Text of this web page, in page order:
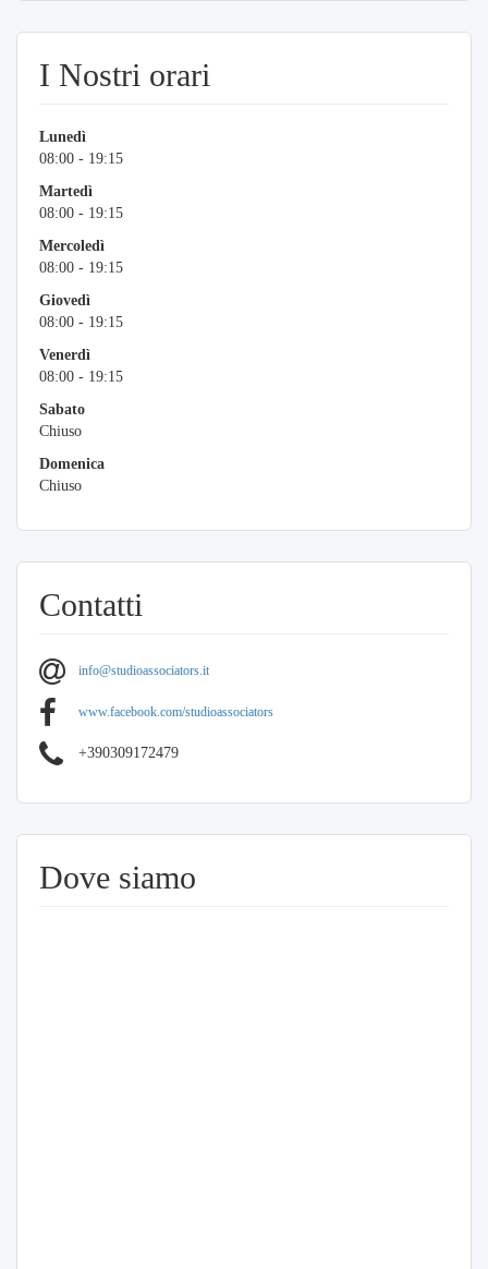
I Nostri orari
Lunedì
08:00 - 19:15
Martedì
08:00 - 19:15
Mercoledì
08:00 - 19:15
Giovedì
08:00 - 19:15
Venerdì
08:00 - 19:15
Sabato
Chiuso
Domenica
Chiuso
Contatti
info@studioassociators.it
www.facebook.com/studioassociators
+390309172479
Dove siamo